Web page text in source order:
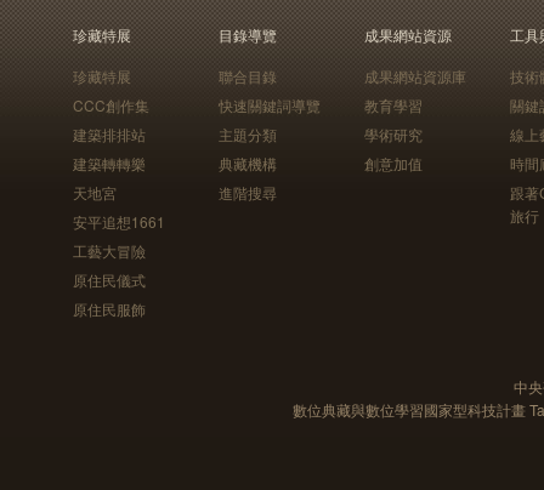
珍藏特展
珍藏特展
CCC創作集
建築排排站
建築轉轉樂
天地宮
安平追想1661
工藝大冒險
原住民儀式
原住民服飾
目錄導覽
聯合目錄
快速關鍵詞導覽
主題分類
典藏機構
進階搜尋
成果網站資源
成果網站資源庫
教育學習
學術研究
創意加值
工具
技術
關鍵
線上
時間
跟
旅行
中
數位典藏與數位學習國家型科技計畫